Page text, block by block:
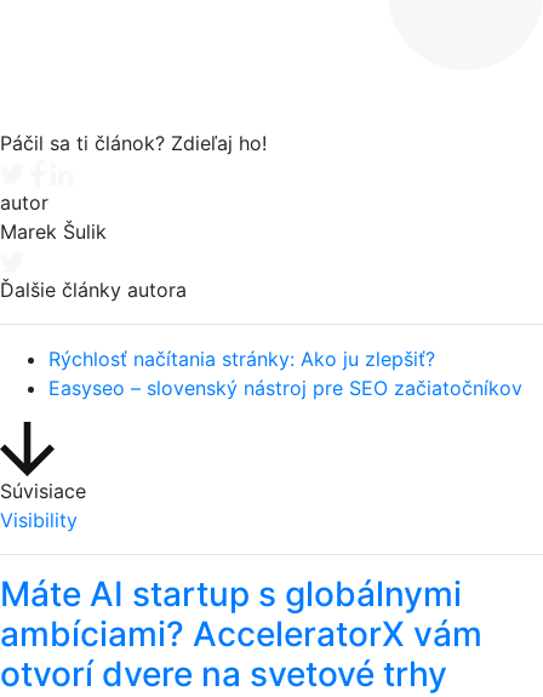
Páčil sa ti článok? Zdieľaj ho!
autor
Marek Šulik
Ďalšie články autora
Rýchlosť načítania stránky: Ako ju zlepšiť?
Easyseo – slovenský nástroj pre SEO začiatočníkov
Súvisiace
Visibility
Máte AI startup s globálnymi
ambíciami? AcceleratorX vám
otvorí dvere na svetové trhy